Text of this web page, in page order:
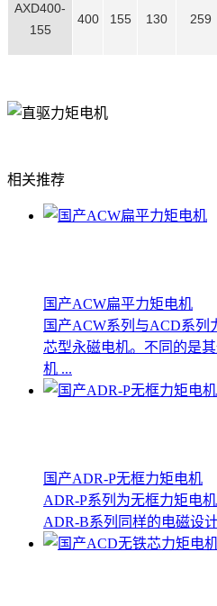
AXD400-
155
400 155 130 259
相关推荐
国产ACW扁平力矩电机
国产ACW系列与ACD系列
芯型永磁电机。不同的是
机 ...
国产ADR-P无框力矩电机
ADR-P系列为无框力矩电
ADR-B系列同样的电磁设